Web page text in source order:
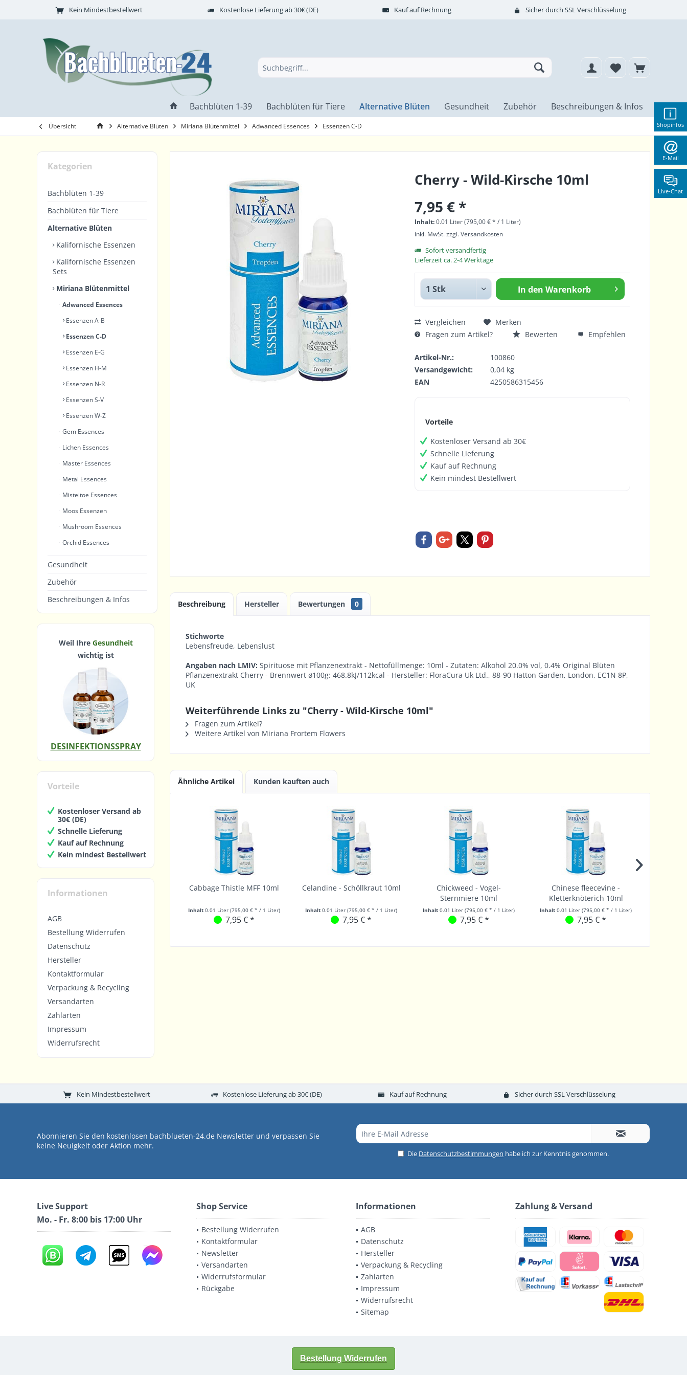
Shopinfos
E-Mail
Live-Chat
Kein Mindestbestellwert Kostenlose Lieferung ab 30€ (DE) Kauf auf Rechnung Sicher durch SSL Verschlüsselung
Bachblüten 1-39 Bachblüten für Tiere Alternative Blüten Gesundheit Zubehör Beschreibungen & Infos
Übersicht Alternative Blüten Miriana Blütenmittel Adwanced Essences Essenzen C-D
Kategorien
Bachblüten 1-39
Bachblüten für Tiere
Alternative Blüten
Kalifornische Essenzen
Kalifornische Essenzen
Sets
Miriana Blütenmittel
Adwanced Essences
Essenzen A-B
Essenzen C-D
Essenzen E-G
Essenzen H-M
Essenzen N-R
Essenzen S-V
Essenzen W-Z
Gem Essences
Lichen Essences
Master Essences
Metal Essences
Misteltoe Essences
Moos Essenzen
Mushroom Essences
Orchid Essences
Gesundheit
Zubehör
Beschreibungen & Infos
Weil Ihre Gesundheit
wichtig ist
DESINFEKTIONSSPRAY
Vorteile
Kostenloser Versand ab
30€ (DE)
Schnelle Lieferung
Kauf auf Rechnung
Kein mindest Bestellwert
Informationen
AGB
Bestellung Widerrufen
Datenschutz
Hersteller
Kontaktformular
Verpackung & Recycling
Versandarten
Zahlarten
Impressum
Widerrufsrecht
Cherry - Wild-Kirsche 10ml
7,95 € *
Inhalt:0.01 Liter (795,00 € * / 1 Liter)
inkl. MwSt.zzgl. Versandkosten
Sofort versandfertig
Lieferzeit ca. 2-4 Werktage
In den Warenkorb
Vergleichen
Merken
Fragen zum Artikel?
Bewerten Empfehlen
Artikel-Nr.:
100860
Versandgewicht:
0,04 kg
EAN
4250586315456
Vorteile
Kostenloser Versand ab 30€
Schnelle Lieferung
Kauf auf Rechnung
Kein mindest Bestellwert
Beschreibung Hersteller Bewertungen 0
Stichworte
Lebensfreude, Lebenslust
Angaben nach LMIV: Spirituose mit Pflanzenextrakt - Nettofüllmenge: 10ml - Zutaten: Alkohol 20.0% vol, 0.4% Original Blüten
Pflanzenextrakt Cherry - Brennwert ø100g: 468.8kJ/112kcal - Hersteller: FloraCura Uk Ltd., 88-90 Hatton Garden, London, EC1N 8P,
UK
Weiterführende Links zu "Cherry - Wild-Kirsche 10ml"
Fragen zum Artikel?
Weitere Artikel von Miriana Frortem Flowers
Ähnliche Artikel Kunden kauften auch
Cabbage Thistle MFF 10ml
Inhalt 0.01 Liter (795,00 € * / 1 Liter)
7,95 € *
Celandine - Schöllkraut 10ml
Inhalt0.01 Liter(795,00 € * / 1 Liter)
7,95 € *
Chickweed - Vogel-
Sternmiere 10ml
Inhalt 0.01 Liter (795,00 € * / 1 Liter)
7,95 € *
Chinese fleecevine -
Kletterknöterich 10ml
Inhalt0.01 Liter(795,00 € * / 1 Liter)
7,95 € *
Kein Mindestbestellwert Kostenlose Lieferung ab 30€ (DE) Kauf auf Rechnung Sicher durch SSL Verschlüsselung
Abonnieren Sie den kostenlosen bachblueten-24.de Newsletter und verpassen Sie
keine Neuigkeit oder Aktion mehr.
Die Datenschutzbestimmungen habe ich zur Kenntnis genommen.
Live Support
Mo. - Fr. 8:00 bis 17:00 Uhr
Shop Service
Bestellung Widerrufen
Kontaktformular
Newsletter
Versandarten
Widerrufsformular
Rückgabe
Informationen
AGB
Datenschutz
Hersteller
Verpackung & Recycling
Zahlarten
Impressum
Widerrufsrecht
Sitemap
Zahlung & Versand
Bestellung Widerrufen